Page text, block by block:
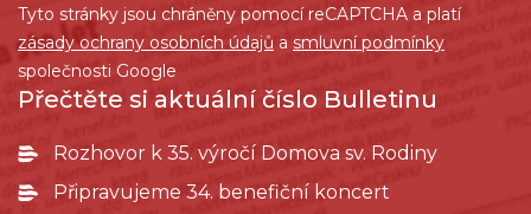
Tyto stránky jsou chráněny pomocí reCAPTCHA a platí
zásady ochrany osobních údajů a smluvní podmínky
společnosti Google
Přečtěte si aktuální číslo Bulletinu
Rozhovor k 35. výročí Domova sv. Rodiny
Připravujeme 34. benefiční koncert